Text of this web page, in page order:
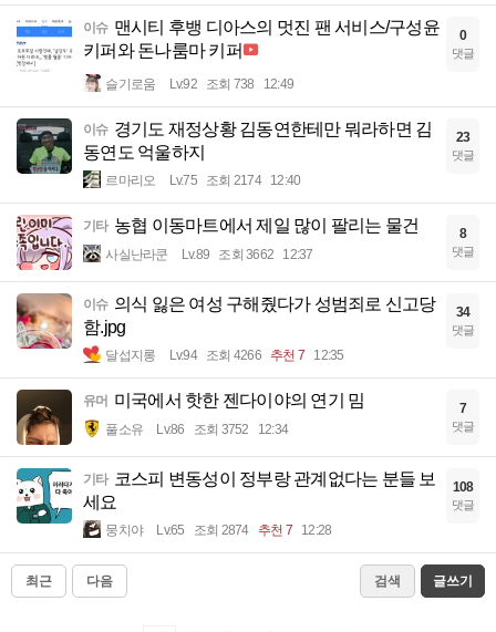
이슈 맨시티 후뱅 디아스의 멋진 팬 서비스/구성윤
키퍼와 돈나룸마 키퍼
슬기로움 Lv.92 조회 738 12:49
0
댓글
이슈 경기도 재정상황 김동연한테만 뭐라하면 김
동연도 억울하지
르마리오 Lv.75 조회 2174 12:40
23
댓글
기타 농협 이동마트에서 제일 많이 팔리는 물건
사실난라쿤 Lv.89 조회 3662 12:37
8
댓글
이슈 의식 잃은 여성 구해줬다가 성범죄로 신고당
함.jpg
달섭지롱 Lv.94 조회 4266 추천 7 12:35
34
댓글
유머 미국에서 핫한 젠다이야의 연기 밈
풀소유 Lv.86 조회 3752 12:34
7
댓글
기타 코스피 변동성이 정부랑 관계없다는 분들 보
세요
뭉치야 Lv.65 조회 2874 추천 7 12:28
108
댓글
최근 다음 검색 글쓰기